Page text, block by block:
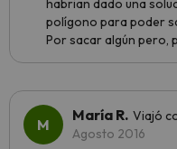
habrian dado una
polígono para poder
Por sacar algún pero,
María R. Viajó
Agosto 2016